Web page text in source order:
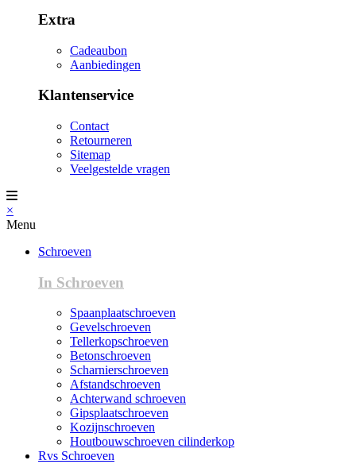
Extra
Cadeaubon
Aanbiedingen
Klantenservice
Contact
Retourneren
Sitemap
Veelgestelde vragen
×
Menu
Schroeven
In Schroeven
Spaanplaatschroeven
Gevelschroeven
Tellerkopschroeven
Betonschroeven
Scharnierschroeven
Afstandschroeven
Achterwand schroeven
Gipsplaatschroeven
Kozijnschroeven
Houtbouwschroeven cilinderkop
Rvs Schroeven